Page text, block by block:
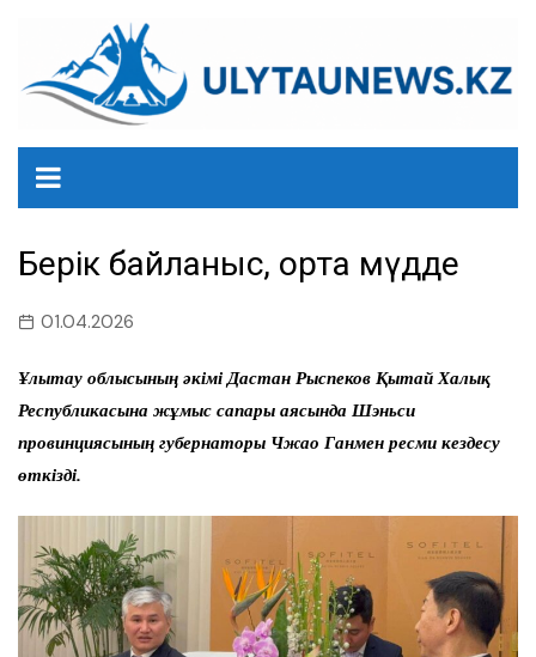
содержанию
Берік байланыс, ортақ мүдде
01.04.2026
Ұлытау облысының әкімі Дастан Рыспеков Қытай Халық
Республикасына жұмыс сапары аясында Шэньси
провинциясының губернаторы Чжао Ганмен ресми кездесу
өткізді.